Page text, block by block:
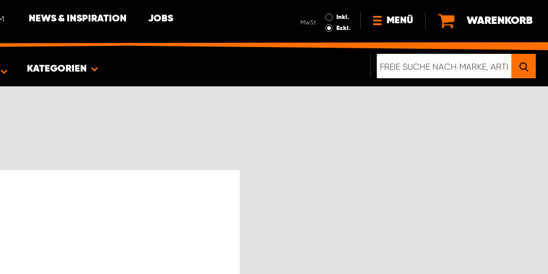
NEWS & INSPIRATION JOBS MwSt.
Inkl.
Exkl.
MENÜ
NEWS
WARENKORB
KATEGORIEN